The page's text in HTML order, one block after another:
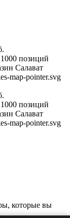
позиций
Салават
позиций
Салават
которые вы